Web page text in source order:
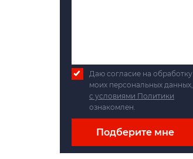
Даю согласие на обработку
моих персональных данных,
с условиями Политики
ознакомлен.
Подберите мне